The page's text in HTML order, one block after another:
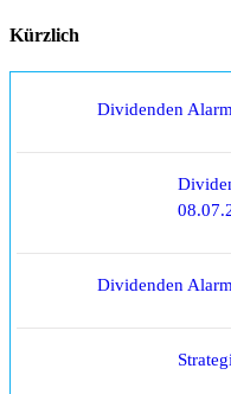
Kürzlich
Dividenden
Dividenden